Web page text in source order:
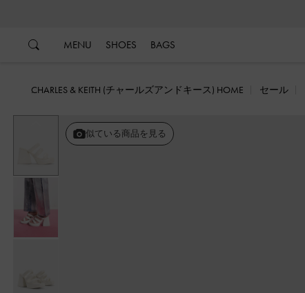
MENU SHOES BAGS
CHARLES & KEITH (チャールズアンドキース) HOME セール
似ている商品を見る